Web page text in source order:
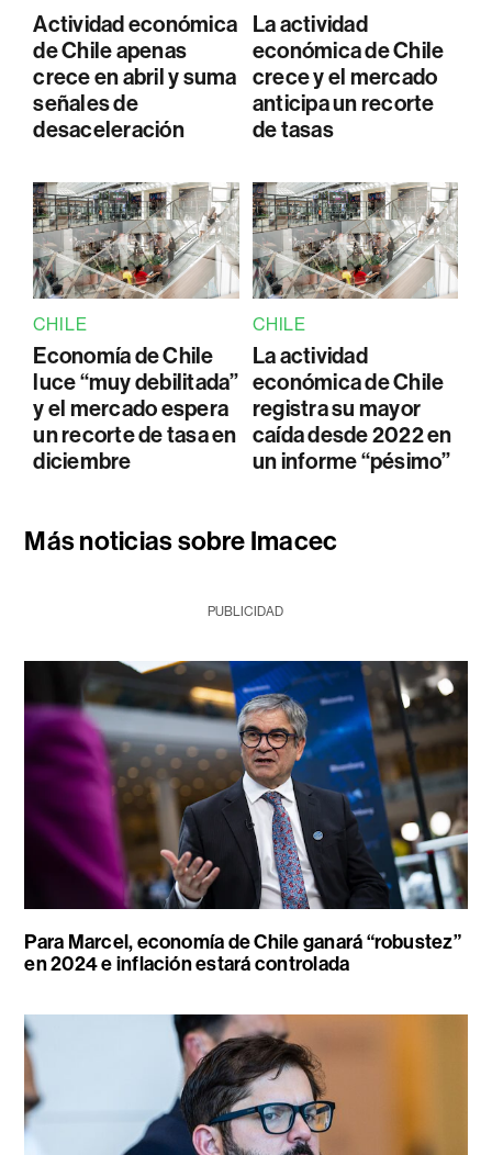
Actividad económica
de Chile apenas
crece en abril y suma
señales de
desaceleración
La actividad
económica de Chile
crece y el mercado
anticipa un recorte
de tasas
CHILE
Economía de Chile
luce “muy debilitada”
y el mercado espera
un recorte de tasa en
diciembre
CHILE
La actividad
económica de Chile
registra su mayor
caída desde 2022 en
un informe “pésimo”
Más noticias sobre Imacec
PUBLICIDAD
Para Marcel, economía de Chile ganará “robustez”
en 2024 e inflación estará controlada